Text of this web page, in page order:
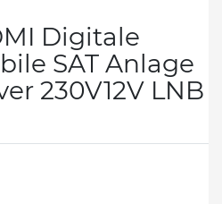
Digitale
SAT Anlage
230V12V LNB